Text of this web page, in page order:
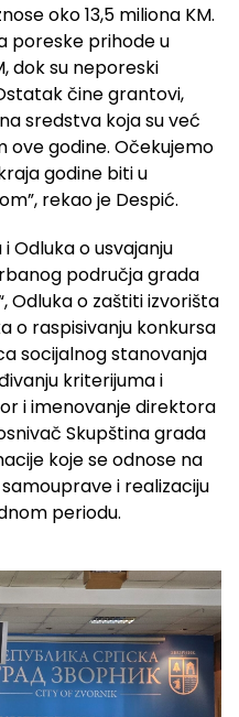
oko 13,5 miliona KM.
poreske prihode u
dok su neporeski
čine grantovi,
sredstva koja su već
ove godine. Očekujemo
godine biti u
rekao je Despić.
Odluka o usvajanju
područja grada
Odluka o zaštiti izvorišta
o raspisivanju konkursa
socijalnog stanovanja
kriterijuma i
i imenovanje direktora
Skupština grada
koje se odnose na
i realizaciju
periodu.